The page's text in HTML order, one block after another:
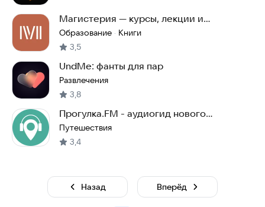
Магистерия — курсы, лекции и
аудиокниги
Образование · Книги
3,5
UndMe: фанты для пар
Развлечения
3,8
Прогулка.FM - аудиогид нового
поколения
Путешествия
3,4
Назад Вперёд